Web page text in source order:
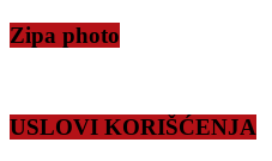
Zipa photo
USLOVI KORIŠĆENJA